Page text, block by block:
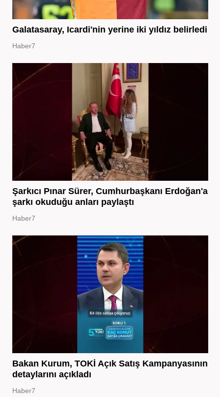
Galatasaray, Icardi'nin yerine iki yıldız belirledi
Haber7
Şarkıcı Pınar Sürer, Cumhurbaşkanı Erdoğan'a
şarkı okuduğu anları paylaştı
Haber7
Bakan Kurum, TOKİ Açık Satış Kampanyasının
detaylarını açıkladı
Haber7